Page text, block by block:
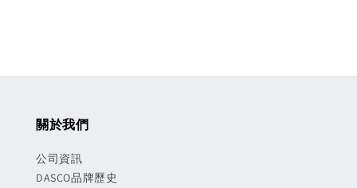
關於我們
公司資訊
DASCO品牌歷史